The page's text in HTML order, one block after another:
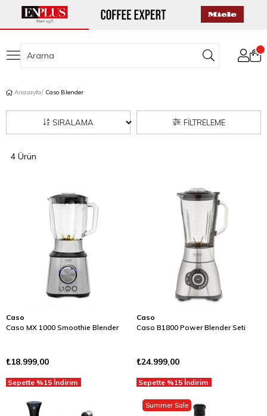
Anasayfa Caso Blender
FILTRELEME
SIRALAMA
4 Ürün
Caso
Caso MX 1000 Smoothie Blender
₺18.999,00
Sepette %15 İndirim
Caso
Caso B1800 Power Blender Seti
₺24.999,00
Sepette %15 İndirim
Summer Sale